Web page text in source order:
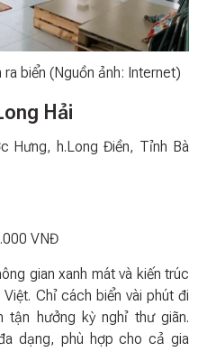
biển (Nguồn ảnh: Internet)
Hải
Hưng, h.Long Điền, Tỉnh Bà
VNĐ
gian xanh mát và kiến trúc
Chỉ cách biển vài phút đi
hưởng kỳ nghỉ thư giãn.
dạng, phù hợp cho cả gia